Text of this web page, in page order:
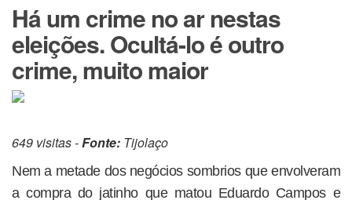
Há um crime no ar nestas
eleições. Ocultá-lo é outro
crime, muito maior
649 visitas -Fonte: Tijolaço
Nem a metade dos negócios sombrios que envolveram
a compra do jatinho que matou Eduardo Campos e